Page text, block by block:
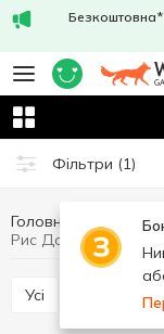
Безкоштовна*
Фільтри (1)
Головна Бакалія
Рис Довгозернистий
Усі